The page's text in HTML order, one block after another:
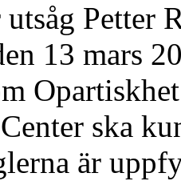
Petter
13 mars
ska
är